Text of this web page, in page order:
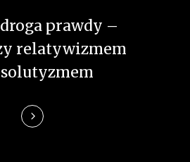
prawdy –
relatywizmem